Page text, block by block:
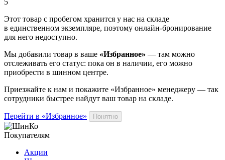
5
Этот товар с пробегом хранится у нас на складе
в единственном экземпляре, поэтому онлайн-бронирование
для него недоступно.
Мы добавили товар в ваше «Избранное» — там можно
отслеживать его статус: пока он в наличии, его можно
приобрести в шинном центре.
Приезжайте к нам и покажите «Избранное» менеджеру — так
сотрудники быстрее найдут ваш товар на складе.
Перейти в «Избранное» Понятно
Покупателям
Акции